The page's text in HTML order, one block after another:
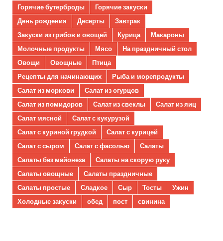
Горячие бутерброды
Горячие закуски
День рождения
Десерты
Завтрак
Закуски из грибов и овощей
Курица
Макароны
Молочные продукты
Мясо
На праздничный стол
Овощи
Овощные
Птица
Рецепты для начинающих
Рыба и морепродукты
Салат из моркови
Салат из огурцов
Салат из помидоров
Салат из свеклы
Салат из яиц
Салат мясной
Салат с кукурузой
Салат с куриной грудкой
Салат с курицей
Салат с сыром
Салат с фасолью
Салаты
Салаты без майонеза
Салаты на скорую руку
Салаты овощные
Салаты праздничные
Салаты простые
Сладкое Сыр Тосты
Ужин
Холодные закуски
обед пост свинина